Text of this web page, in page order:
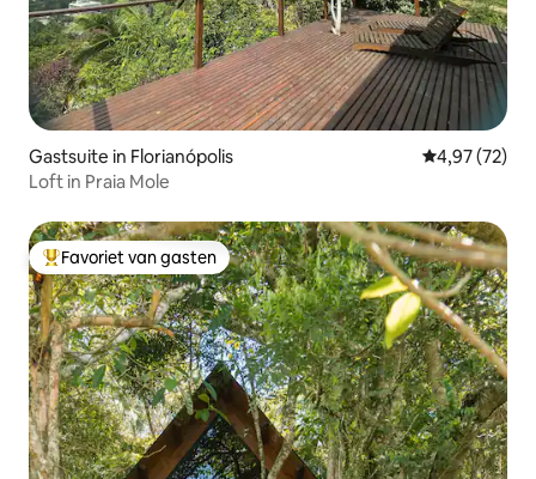
Gastsuite in Florianópolis Gemiddelde
4,97 (72)
Loft in Praia Mole
Topfavoriet van gasten
Favoriet van gasten